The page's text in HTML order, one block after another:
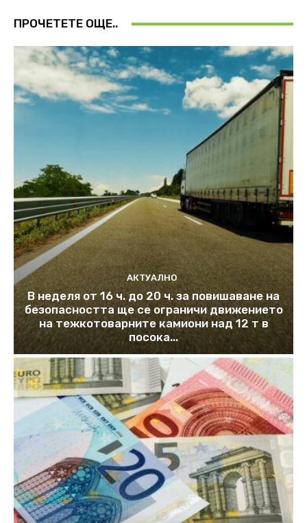
ПРОЧЕТЕТЕ ОЩЕ..
АКТУАЛНО
В неделя от 16 ч. до 20 ч. за повишаване на
безопасността ще се ограничи движението
на тежкотоварните камиони над 12 т в
посока...